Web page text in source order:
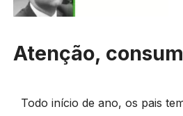
Atenção,
Todo início de ano, os pais